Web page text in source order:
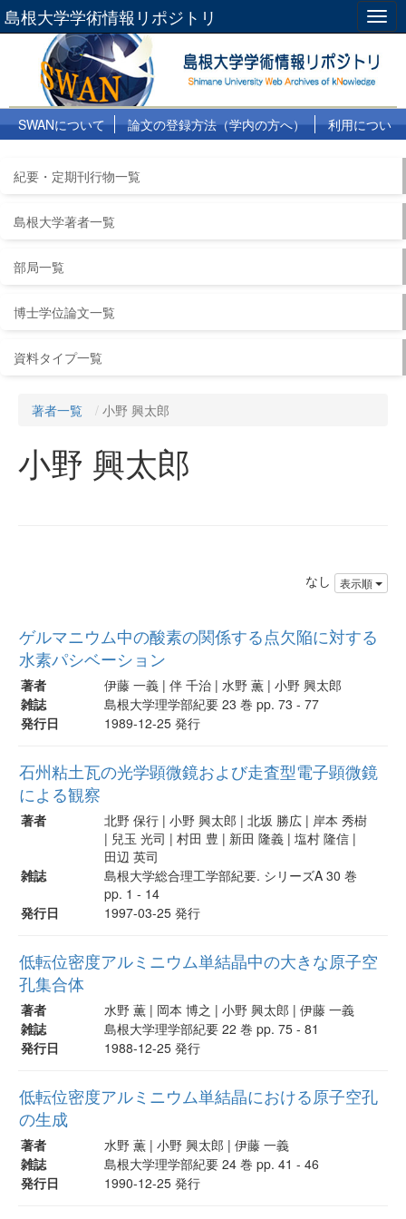
島根大学学術情報リポジトリ
SWANについて 論文の登録方法（学内の方へ）
利用につい
紀要・定期刊行物一覧
島根大学著者一覧
部局一覧
博士学位論文一覧
資料タイプ一覧
著者一覧 小野 興太郎
小野 興太郎
なし 表示順
ゲルマニウム中の酸素の関係する点欠陥に対する
水素パシベーション
著者
伊藤 一義 | 伴 千治 | 水野 薫 | 小野 興太郎
雑誌
島根大学理学部紀要 23 巻 pp. 73 - 77
発行日
1989-12-25 発行
石州粘土瓦の光学顕微鏡および走査型電子顕微鏡
による観察
著者
北野 保行 | 小野 興太郎 | 北坂 勝広 | 岸本 秀樹
| 兒玉 光司 | 村田 豊 | 新田 隆義 | 塩村 隆信 |
田辺 英司
雑誌
島根大学総合理工学部紀要. シリーズA 30 巻
pp. 1 - 14
発行日
1997-03-25 発行
低転位密度アルミニウム単結晶中の大きな原子空
孔集合体
著者
水野 薫 | 岡本 博之 | 小野 興太郎 | 伊藤 一義
雑誌
島根大学理学部紀要 22 巻 pp. 75 - 81
発行日
1988-12-25 発行
低転位密度アルミニウム単結晶における原子空孔
の生成
著者
水野 薫 | 小野 興太郎 | 伊藤 一義
雑誌
島根大学理学部紀要 24 巻 pp. 41 - 46
発行日
1990-12-25 発行